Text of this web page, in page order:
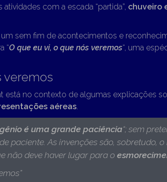
com a escada “partida”, chuveiro
um sem fim de acontecimentos e
“O que eu vi, o que nós veremos“, uma
veremos
está no contexto de algumas explicações
aéreas.
é uma grande paciência“; sem
paciente. As invenções são, sobretudo,
não deve haver lugar para o